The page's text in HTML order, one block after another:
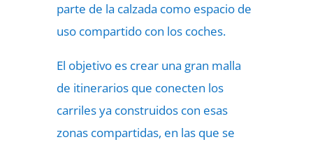
parte de la calzada como espacio de
uso compartido con los coches.
El objetivo es crear una gran malla
de itinerarios que conecten los
carriles ya construidos con esas
zonas compartidas, en las que se